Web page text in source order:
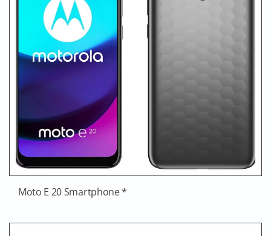
Moto E 20 Smartphone *